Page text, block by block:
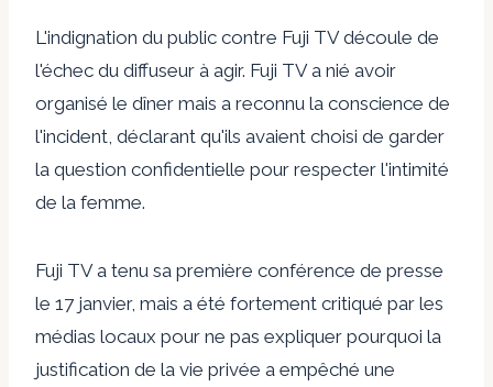
L'indignation du public contre Fuji TV découle de
l'échec du diffuseur à agir. Fuji TV a nié avoir
organisé le dîner mais a reconnu la conscience de
l'incident, déclarant qu'ils avaient choisi de garder
la question confidentielle pour respecter l'intimité
de la femme.
Fuji TV a tenu sa première conférence de presse
le 17 janvier, mais a été fortement critiqué par les
médias locaux pour ne pas expliquer pourquoi la
justification de la vie privée a empêché une